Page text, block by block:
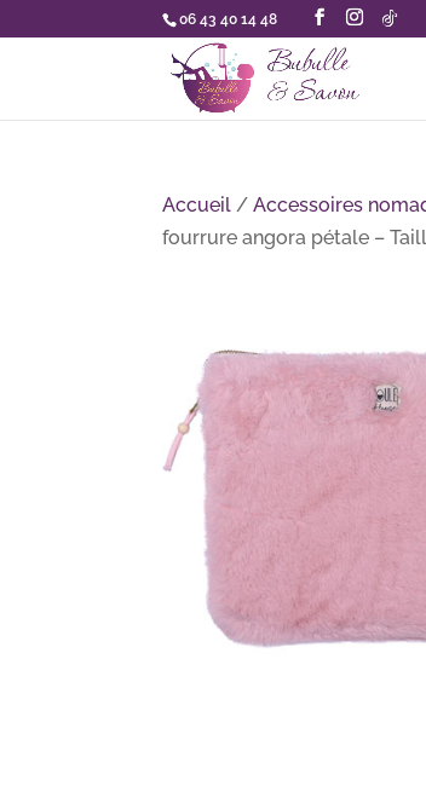
06 43 40 14 48
Accueil /Accessoires
fourrure angora pétale –